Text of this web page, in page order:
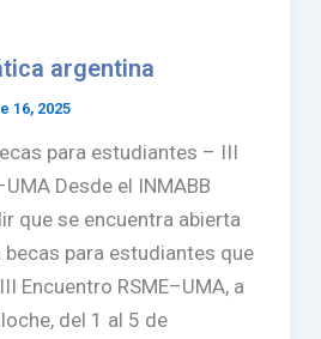
argentina
16, 2025
para estudiantes – III
Desde el INMABB
que se encuentra abierta
para estudiantes que
Encuentro RSME–UMA, a
del 1 al 5 de